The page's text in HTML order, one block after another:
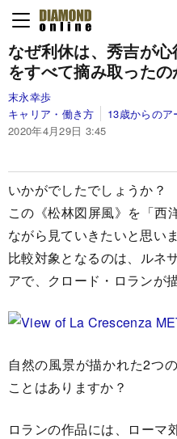
なぜ利休は、秀吉が心
をすべて摘み取ったの
末永幸歩
キャリア・働き方
13歳からのア
2020年4月29日 3:45
いかがでしたでしょうか？
この《松林図屏風》を「西
ながら見ていきたいと思いま
比較対象となるのは、ルネ
アで、クロード・ロランが
自然の風景が描かれた2つ
ことはありますか？
ロランの作品には、ローマ